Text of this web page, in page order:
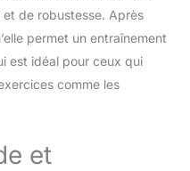
de robustesse. Après
permet un entraînement
est idéal pour ceux qui
comme les
et